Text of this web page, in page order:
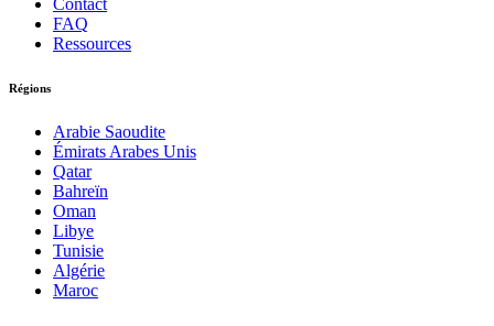
Contact
FAQ
Ressources
Régions
Arabie Saoudite
Émirats Arabes Unis
Qatar
Bahreïn
Oman
Libye
Tunisie
Algérie
Maroc